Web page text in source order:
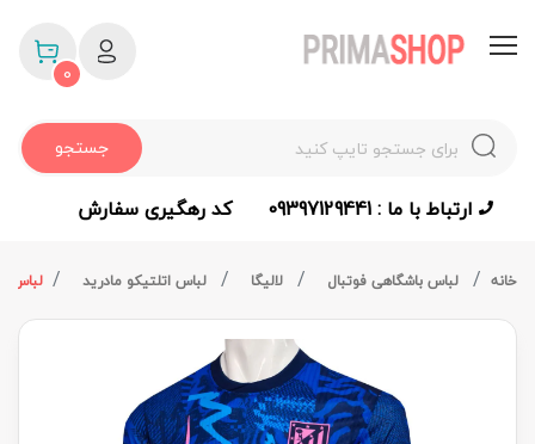
جستجو
0
ارتباط با ما : 09397129441 کد رهگیری سفارش
خانه لباس باشگاهی فوتبال لالیگا لباس اتلتیکو مادرید لباس